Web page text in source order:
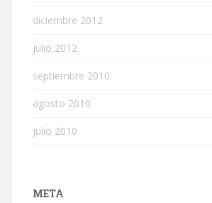
diciembre 2012
julio 2012
septiembre 2010
agosto 2010
julio 2010
META